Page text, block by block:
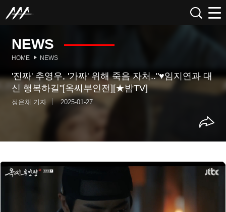
NEWS
HOME NEWS
'진짜' 추영우, '가짜' 위해 죽음 자처.."♥임지연과 대
신 행복하길"[옥씨부인전][★밤TV]
정은채 기자 2025-01-27